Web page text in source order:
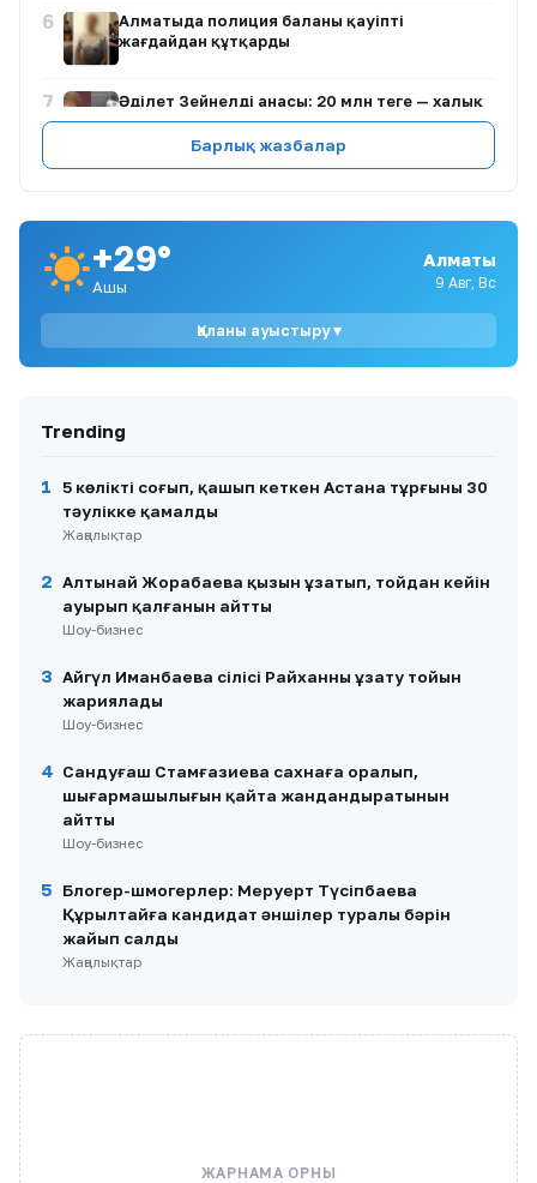
6
Алматыда полиция баланы қауіпті
жағдайдан құтқарды
7
Әділет Зейнелдің анасы: 20 млн теңге — халық
жинаған қаражат, мемлекеттік өтемақы емес
талап етуде
9
Астанада түнгі салют атқан екі азамат бес
тәулікке қамалды
10
Иран Ормуз бұғазындағы транзит
шектеулерін АҚШ көзқарасын
Барлық жазбалар
+29°
Ашық
Алматы
9 Авг, Вс
Қаланы ауыстыру ▾
Trending
1
5 көлікті соғып, қашып кеткен Астана тұрғыны 30
тәулікке қамалды
Жаңалықтар
2 Алтынай Жорабаева қызын ұзатып, тойдан кейін
ауырып қалғанын айтты
Шоу-бизнес
3 Айгүл Иманбаева сіңлісі Райханның ұзату тойын
жариялады
Шоу-бизнес
4 Сандуғаш Стамғазиева сахнаға оралып,
шығармашылығын қайта жандандыратынын
айтты
Шоу-бизнес
5
Блогер-шмогерлер: Меруерт Түсіпбаева
Құрылтайға кандидат әншілер туралы бәрін
жайып салды
Жаңалықтар
ЖАРНАМА ОРНЫ